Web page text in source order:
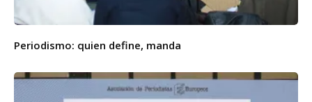
Periodismo: quien define, manda